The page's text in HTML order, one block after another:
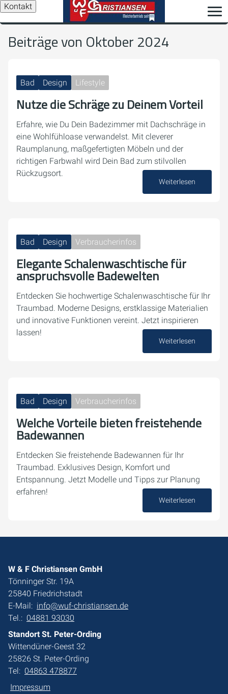
Kontakt
Beiträge von Oktober 2024
Bad Design Lifestyle
Nutze die Schräge zu Deinem Vorteil
Erfahre, wie Du Dein Badezimmer mit Dachschräge in
eine Wohlfühloase verwandelst. Mit cleverer
Raumplanung, maßgefertigten Möbeln und der
richtigen Farbwahl wird Dein Bad zum stilvollen
Rückzugsort.
Weiterlesen
Bad Design Verbraucherinfos
Elegante Schalenwaschtische für
anspruchsvolle Badewelten
Entdecken Sie hochwertige Schalenwaschtische für Ihr
Traumbad. Moderne Designs, erstklassige Materialien
und innovative Funktionen vereint. Jetzt inspirieren
lassen!
Weiterlesen
Bad Design Verbraucherinfos
Welche Vorteile bieten freistehende
Badewannen
Entdecken Sie freistehende Badewannen für Ihr
Traumbad. Exklusives Design, Komfort und
Entspannung. Jetzt Modelle und Tipps zur Planung
erfahren!
Weiterlesen
W & F Christiansen GmbH
Tönninger Str. 19A
25840 Friedrichstadt
E-Mail: info@wuf-christiansen.de
Tel.: 04881 93030
Standort St. Peter-Ording
Wittendüner-Geest 32
25826 St. Peter-Ording
Tel: 04863 478877
Impressum